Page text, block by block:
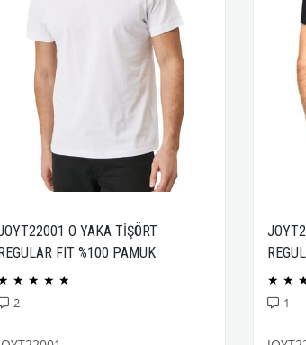
O YAKA TİŞÖRT
FIT %100 PAMUK
PENYE
★ ★ ★ ★
2
★ ★
1